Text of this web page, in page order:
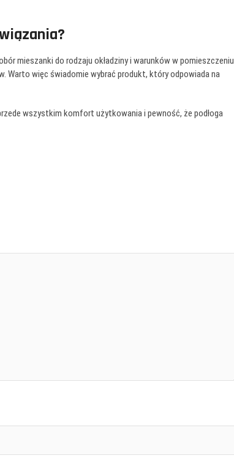
mieszanki do rodzaju okładziny i warunków w pomieszczeniu
Warto więc świadomie wybrać produkt, który odpowiada na
wszystkim komfort użytkowania i pewność, że podłoga